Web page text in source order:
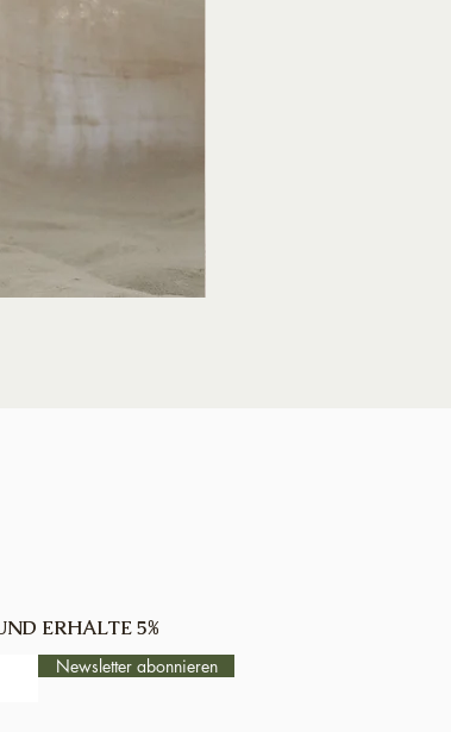
Wahrnehmung
vor allem die
ERHALTE 5%
Newsletter abonnieren